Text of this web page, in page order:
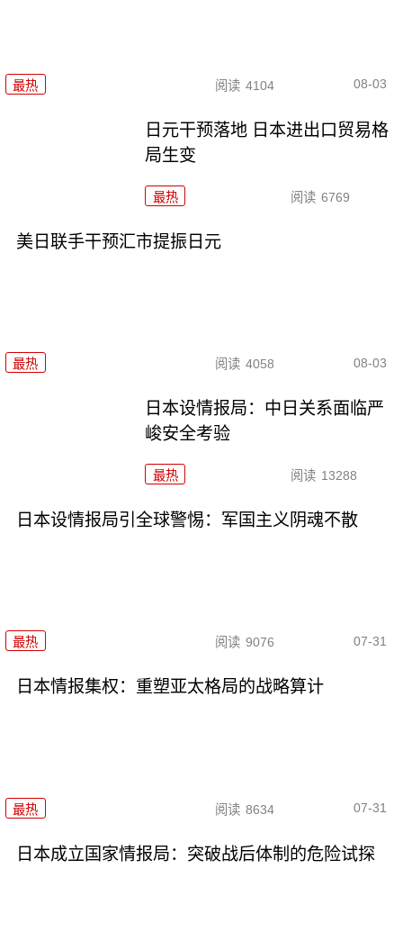
最热 阅读 4104 08-03
日元干预落地 日本进出口贸易格
局生变
最热 阅读 6769
美日联手干预汇市提振日元
最热 阅读 4058 08-03
日本设情报局：中日关系面临严
峻安全考验
最热 阅读 13288
日本设情报局引全球警惕：军国主义阴魂不散
最热 阅读 9076 07-31
日本情报集权：重塑亚太格局的战略算计
最热 阅读 8634 07-31
日本成立国家情报局：突破战后体制的危险试探